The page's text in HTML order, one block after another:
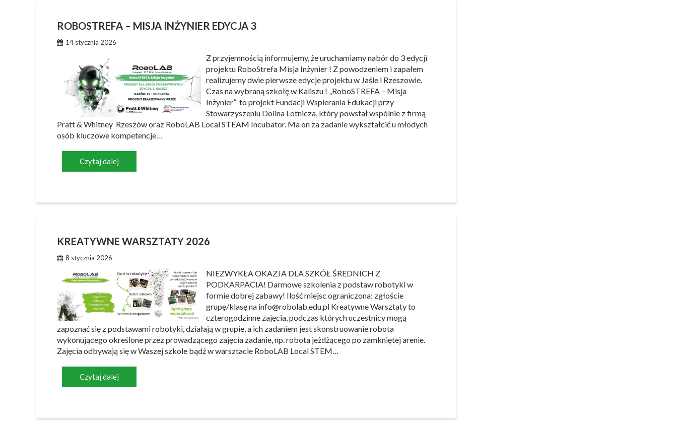
ROBOSTREFA – MISJA INŻYNIER EDYCJA 3
14 stycznia 2026
Z przyjemnością informujemy, że uruchamiamy nabór do 3 edycji
projektu RoboStrefa Misja Inżynier ! Z powodzeniem i zapałem
realizujemy dwie pierwsze edycje projektu w Jaśle i Rzeszowie.
Czas na wybraną szkołę w Kaliszu ! „RoboSTREFA – Misja
Inżynier” to projekt Fundacji Wspierania Edukacji przy
Stowarzyszeniu Dolina Lotnicza, który powstał wspólnie z firmą
Pratt & Whitney Rzeszów oraz RoboLAB Local STEAM Incubator. Ma on za zadanie wykształcić u młodych
osób kluczowe kompetencje…
Czytaj dalej
KREATYWNE WARSZTATY 2026
8 stycznia 2026
NIEZWYKŁA OKAZJA DLA SZKÓŁ ŚREDNICH Z
PODKARPACIA! Darmowe szkolenia z podstaw robotyki w
formie dobrej zabawy! Ilość miejsc ograniczona: zgłoście
grupę/klasę na info@robolab.edu.pl Kreatywne Warsztaty to
czterogodzinne zajęcia, podczas których uczestnicy mogą
zapoznać się z podstawami robotyki, działają w grupie, a ich zadaniem jest skonstruowanie robota
wykonującego określone przez prowadzącego zajęcia zadanie, np. robota jeżdżącego po zamkniętej arenie.
Zajęcia odbywają się w Waszej szkole bądź w warsztacie RoboLAB Local STEM…
Czytaj dalej